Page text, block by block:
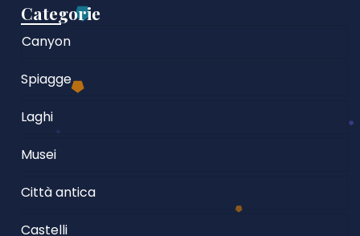
Categorie
Canyon
Spiagge
Laghi
Musei
Città antica
Castelli